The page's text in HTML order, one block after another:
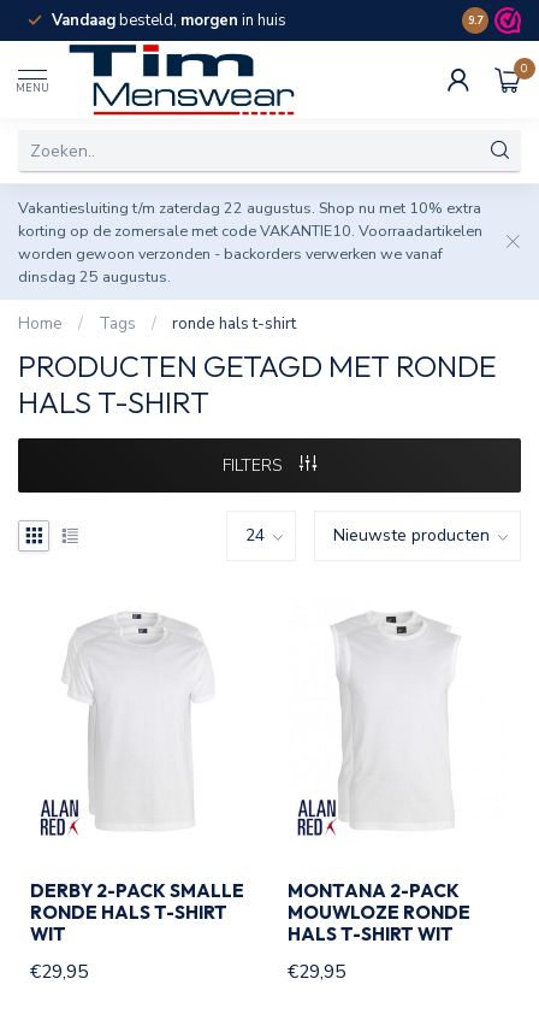
Vandaagbesteld, morgen in huis Spaar
9.7
MENU
0
Vakantiesluiting t/m zaterdag 22 augustus. Shop nu met 10% extra
korting op de zomersale met code VAKANTIE10. Voorraadartikelen
worden gewoon verzonden - backorders verwerken we vanaf
dinsdag 25 augustus.
Home / Tags / ronde hals t-shirt
PRODUCTEN GETAGD MET RONDE
HALS T-SHIRT
FILTERS
DERBY 2-PACK SMALLE
RONDE HALS T-SHIRT
WIT
€29,95
MONTANA 2-PACK
MOUWLOZE RONDE
HALS T-SHIRT WIT
€29,95